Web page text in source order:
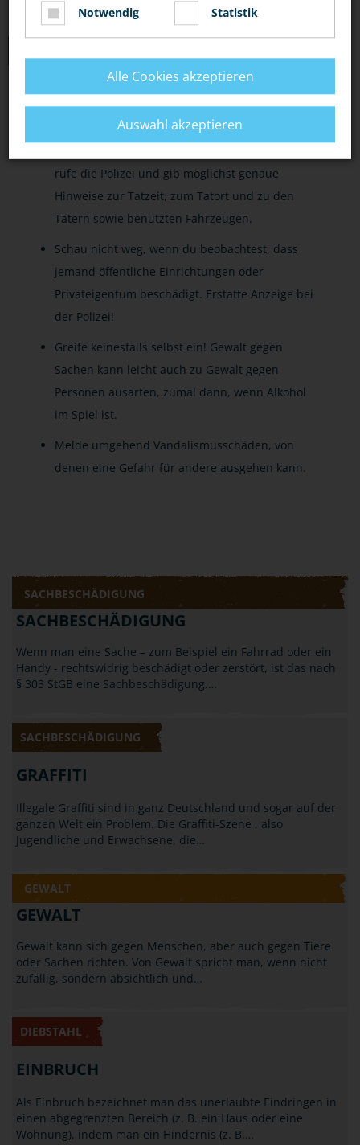
ZEUGEN
rufe die Polizei und gib möglichst genaue
Hinweise zur Tatzeit, zum Tatort und zu den
Tätern sowie benutzten Fahrzeugen.
Schau nicht weg, wenn du beobachtest, dass
jemand öffentliche Einrichtungen oder
Privateigentum beschädigt. Erstatte Anzeige bei
der Polizei!
Greife keinesfalls selbst ein! Gewalt gegen
Sachen kann leicht auch zu Gewalt gegen
Personen ausarten, zumal dann, wenn Alkohol
im Spiel ist.
Melde umgehend Vandalismusschäden, von
denen eine Gefahr für andere ausgehen kann.
SACHBESCHÄDIGUNG
SACHBESCHÄDIGUNG
Wenn man eine Sache – zum Beispiel ein Fahrrad oder ein
Handy - rechtswidrig beschädigt oder zerstört, ist das nach
§ 303 StGB eine Sachbeschädigung.…
SACHBESCHÄDIGUNG
GRAFFITI
Illegale Graffiti sind in ganz Deutschland und sogar auf der
ganzen Welt ein Problem. Die Graffiti-Szene , also
Jugendliche und Erwachsene, die…
GEWALT
GEWALT
Gewalt kann sich gegen Menschen, aber auch gegen Tiere
oder Sachen richten. Von Gewalt spricht man, wenn nicht
zufällig, sondern absichtlich und…
DIEBSTAHL
EINBRUCH
Als Einbruch bezeichnet man das unerlaubte Eindringen in
einen abgegrenzten Bereich (z. B. ein Haus oder eine
Wohnung), indem man ein Hindernis (z. B.…
Notwendig Statistik
Alle Cookies akzeptieren
Auswahl akzeptieren